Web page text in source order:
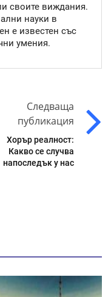
своите виждания.
науки в
е известен със
умения.
Следваща
публикация
Хорър реалност:
Какво се случва
напоследък у нас